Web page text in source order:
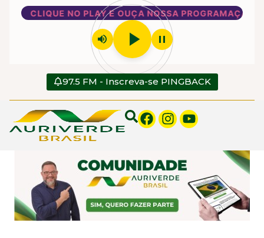
CLIQUE NO PLAY E OUÇA NOSSA PROGRAMAÇÃO
volume_up play_arrow pause
97.5 FM - Inscreva-se PINGBACK